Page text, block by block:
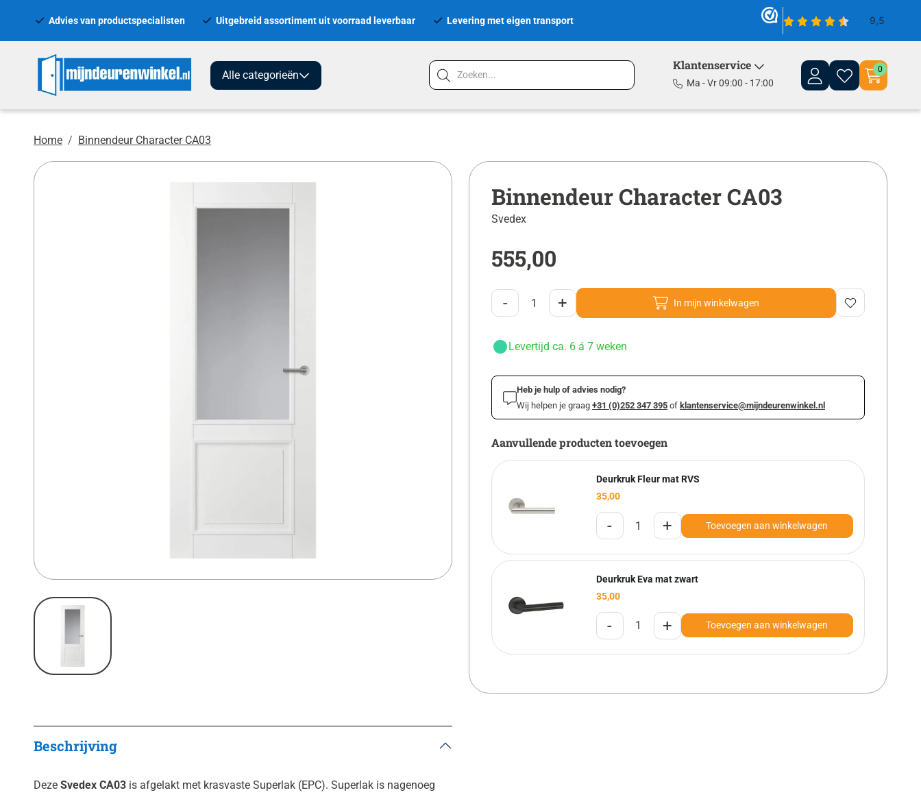
Advies van productspecialisten Uitgebreid assortiment uit voorraad leverbaar Levering met eigen transport
Alle categorieën
Klantenservice
Ma - Vr 09:00 - 17:00
0
Home Binnendeur Character CA03
Beschrijving
Deze Svedex CA03 is afgelakt met krasvaste Superlak (EPC). Superlak is nagenoeg
Binnendeur Character CA03
Svedex
555,00
- + In mijn winkelwagen
Levertijd ca. 6 á 7 weken
Heb je hulp of advies nodig?
Wij helpen je graag +31 (0)252 347 395 of klantenservice@mijndeurenwinkel.nl
Aanvullende producten toevoegen
Deurkruk Fleur mat RVS
35,00
- + Toevoegen aan winkelwagen
Deurkruk Eva mat zwart
35,00
- + Toevoegen aan winkelwagen